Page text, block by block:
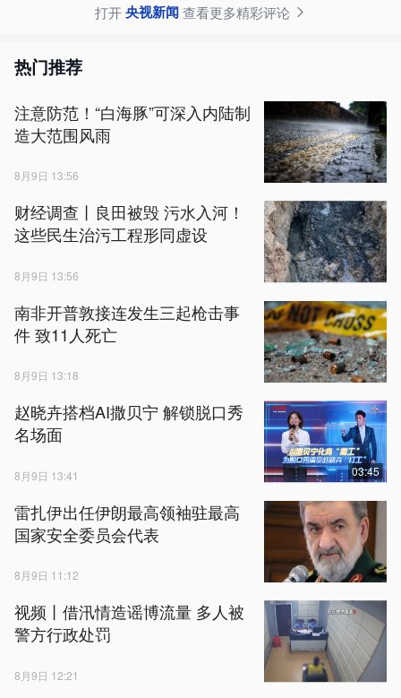
打开央视新闻查看更多精彩评论
热门推荐
注意防范！“白海豚”可深入内陆制
造大范围风雨
8月9日 13:56
财经调查丨良田被毁 污水入河！
这些民生治污工程形同虚设
8月9日 13:56
南非开普敦接连发生三起枪击事
件 致11人死亡
8月9日 13:18
赵晓卉搭档AI撒贝宁 解锁脱口秀
名场面
8月9日 13:41 03:45
雷扎伊出任伊朗最高领袖驻最高
国家安全委员会代表
8月9日 11:12
视频丨借汛情造谣博流量 多人被
警方行政处罚
8月9日 12:21